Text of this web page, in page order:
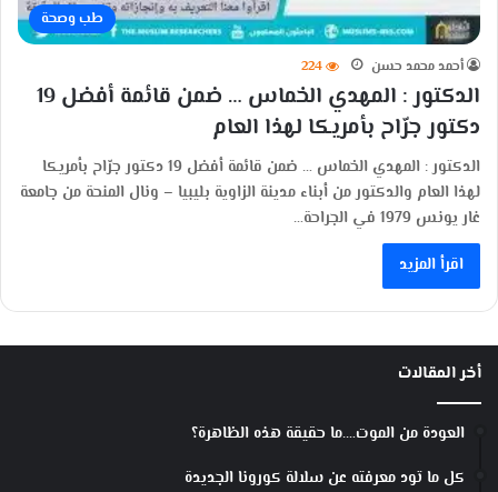
طب وصحة
أحمد محمد حسن 224
الدكتور : المهدي الخماس … ضمن قائمة أفضل 19
دكتور جرّاح بأمريكا لهذا العام
الدكتور : المهدي الخماس … ضمن قائمة أفضل 19 دكتور جرّاح بأمريكا
لهذا العام والدكتور من أبناء مدينة الزاوية بليبيا – ونال المنحة من جامعة
غار يونس 1979 في الجراحة…
اقرأ المزيد
أخر المقالات
العودة من الموت….ما حقيقة هذه الظاهرة؟
كل ما تود معرفته عن سلالة كورونا الجديدة